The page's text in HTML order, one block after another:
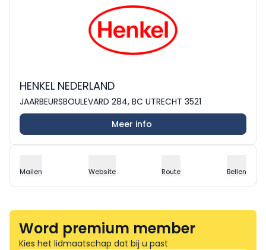
HENKEL NEDERLAND
JAARBEURSBOULEVARD 284, BC UTRECHT 3521
Meer info
Mailen Website Route Bellen
Word premium member
Kies het lidmaatschap dat bij u past